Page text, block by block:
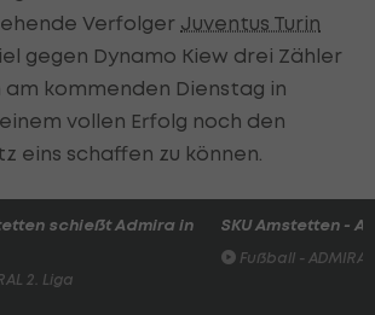
Verfolger Juventus Turin
gegen Dynamo Kiew drei Zähler
kommenden Dienstag in
vollen Erfolg noch den
eins schaffen zu können.
schießt Admira in
2. Liga
SKU Amstetten -
Fußball -